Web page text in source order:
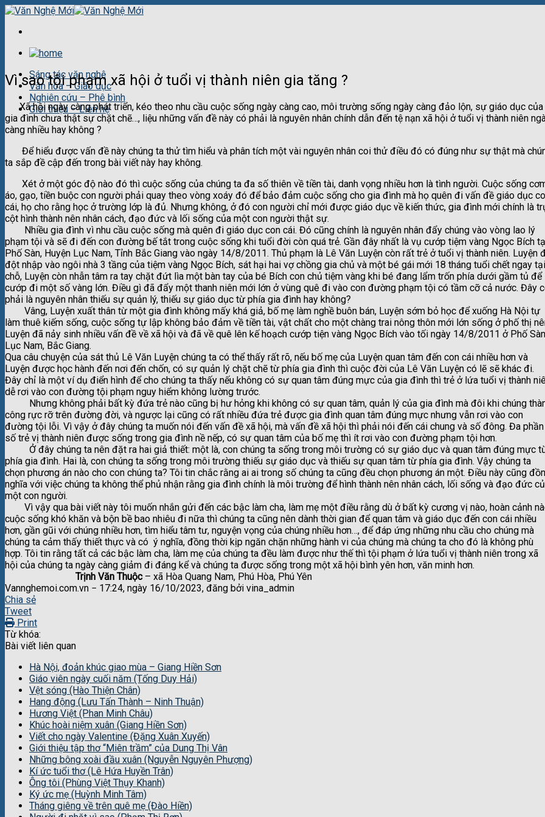
Skip
content
Sáng tác văn nghệ
Văn hóa – Giáo dục
Nghiên cứu – Phê bình
Giới thiệu – Liên hệ
Vì sao tội phạm xã hội ở tuổi vị thành niên gia tăng ?
Xã hội ngày càng phát triển, kéo theo nhu cầu cuộc sống ngày càng cao, môi trường sống ngày càng đảo lộn, sự giáo dục của
gia đình chưa thật sự chặt chẽ…, liệu những vấn đề này có phải là nguyên nhân chính dẫn đến tệ nạn xã hội ở tuổi vị thành niên
càng nhiều hay không ?
Để hiểu được vấn đề này chúng ta thử tìm hiểu và phân tích một vài nguyên nhân coi thử điều đó có đúng như sự thật mà
ta sắp đề cập đến trong bài viết này hay không.
Xét ở một góc độ nào đó thì cuộc sống của chúng ta đa số thiên về tiền tài, danh vọng nhiều hơn là tình người. Cuộc sống
áo, gạo, tiền buộc con người phải quay theo vòng xoáy đó để bảo đảm cuộc sống cho gia đình mà họ quên đi vấn đề giáo dục
cái, họ cho rằng học ở trường lớp là đủ. Nhưng không, ở đó con người chỉ mới được giáo dục về kiến thức, gia đình mới chính là
cột hình thành nên nhân cách, đạo đức và lối sống của một con người thật sự.
Nhiều gia đình vì nhu cầu cuộc sống mà quên đi giáo dục con cái. Đó cũng chính là nguyên nhân đẩy chúng vào vòng lao lý
phạm tội và sẽ đi đến con đường bế tắt trong cuộc sống khi tuổi đời còn quá trẻ. Gần đây nhất là vụ cướp tiệm vàng Ngọc Bích
Phố Sàn, Huyện Lục Nam, Tỉnh Bắc Giang vào ngày 14/8/2011. Thủ phạm là Lê Văn Luyện còn rất trẻ ở tuổi vị thành niên. Luyện
đột nhập vào ngôi nhà 3 tầng của tiệm vàng Ngọc Bích, sát hại hai vợ chồng gia chủ và một bé gái mới 18 tháng tuổi chết ngay tại
chỗ, Luyện còn nhẫn tâm ra tay chặt đứt lìa một bàn tay của bé Bích con chủ tiệm vàng khi bé đang lẩm trốn phía dưới gầm tủ để
cướp đi một số vàng lớn. Điều gì đã đẩy một thanh niên mới lớn ở vùng quê đi vào con đường phạm tội có tầm cỡ cả nước. Đây
phải là nguyên nhân thiếu sự quản lý, thiếu sự giáo dục từ phía gia đình hay không?
Vâng, Luyện xuất thân từ một gia đình không mấy khá giả, bố mẹ làm nghề buôn bán, Luyện sớm bỏ học để xuống Hà Nội tự
làm thuê kiếm sống, cuộc sống tự lập không bảo đảm về tiền tài, vật chất cho một chàng trai nông thôn mới lớn sống ở phố thị
Luyện đã nảy sinh nhiều vấn đề về xã hội và đã về quê lên kế hoạch cướp tiện vàng Ngọc Bích vào tối ngày 14/8/2011 ở Phố
Lục Nam, Bắc Giang.
Qua câu chuyện của sát thủ Lê Văn Luyện chúng ta có thể thấy rất rõ, nếu bố mẹ của Luyện quan tâm đến con cái nhiều hơn và
Luyện được học hành đến nơi đến chốn, có sự quản lý chặt chẽ từ phía gia đình thì cuộc đời của Lê Văn Luyện có lẽ sẽ khác đi.
Đây chỉ là một ví dụ điển hình để cho chúng ta thấy nếu không có sự quan tâm đúng mực của gia đình thì trẻ ở lứa tuổi vị thành
dễ rơi vào con đường tội phạm nguy hiểm không lường trước.
Nhưng không phải bất kỳ đứa trẻ nào cũng bị hư hỏng khi không có sự quan tâm, quản lý của gia đình mà đôi khi chúng
công rực rỡ trên đường đời, và ngược lại cũng có rất nhiều đứa trẻ được gia đình quan tâm đúng mực nhưng vẫn rơi vào con
đường tội lỗi. Vì vậy ở đây chúng ta muốn nói đến vấn đề xã hội, mà vấn đề xã hội thì phải nói đến cái chung và số đông. Đa phần
số trẻ vị thành niên được sống trong gia đình nề nếp, có sự quan tâm của bố mẹ thì ít rơi vào con đường phạm tội hơn.
Ở đây chúng ta nên đặt ra hai giả thiết: một là, con chúng ta sống trong môi trường có sự giáo dục và quan tâm đúng mực
phía gia đình. Hai là, con chúng ta sống trong môi trường thiếu sự giáo dục và thiếu sự quan tâm từ phía gia đình. Vậy chúng ta
chọn phương án nào cho con chúng ta? Tôi tin chắc rằng ai ai trong số chúng ta cũng đều chọn phương án một. Điều này cũng
nghĩa với việc chúng ta không thể phủ nhận rằng gia đình chính là môi trường để hình thành nên nhân cách, lối sống và đạo đức
một con người.
Vì vậy qua bài viết này tôi muốn nhắn gửi đến các bậc làm cha, làm mẹ một điều rằng dù ở bất kỳ cương vị nào, hoàn cảnh
cuộc sống khó khăn và bộn bề bao nhiêu đi nữa thì chúng ta cũng nên dành thời gian để quan tâm và giáo dục đến con cái nhiều
hơn, gần gũi với chúng nhiều hơn, tìm hiểu tâm tư, nguyện vọng của chúng nhiều hơn…, để đáp ứng những nhu cầu cho chúng mà
chúng ta cảm thấy thiết thực và có ý nghĩa, đồng thời kịp ngăn chặn những hành vi của chúng mà chúng ta cho đó là không phù
hợp. Tôi tin rằng tất cả các bậc làm cha, làm mẹ của chúng ta đều làm được như thế thì tội phạm ở lứa tuổi vị thành niên trong xã
hội của chúng ta ngày càng giảm đi đáng kể và chúng ta được sống trong một xã hội bình yên hơn, văn minh hơn.
Trịnh Văn Thuộc– xã Hòa Quang Nam, Phú Hòa, Phú Yên
Vannghemoi.com.vn − 17:24, ngày 16/10/2023, đăng bởi vina_admin
Chia sẻ
Tweet
Print
Từ khóa:
Bài viết liên quan
Hà Nội, đoản khúc giao mùa – Giang Hiền Sơn
Giáo viên ngày cuối năm (Tống Duy Hải)
Vệt sóng (Hào Thiện Chân)
Hang động (Lưu Tấn Thành – Ninh Thuận)
Hương Việt (Phan Minh Châu)
Khúc hoài niệm xuân (Giang Hiền Sơn)
Viết cho ngày Valentine (Đặng Xuân Xuyến)
Giới thiệu tập thơ “Miên trầm” của Dung Thị Vân
Những bông xoài đầu xuân (Nguyễn Nguyên Phượng)
Kí ức tuổi thơ (Lê Hứa Huyền Trân)
Ông tôi (Phùng Việt Thụy Khanh)
Ký ức mẹ (Huỳnh Minh Tâm)
Tháng giêng về trên quê mẹ (Đào Hiền)